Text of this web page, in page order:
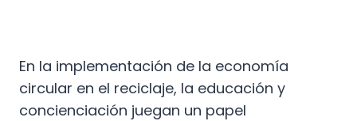
En la implementación de la economía
circular en el reciclaje, la educación y
concienciación juegan un papel